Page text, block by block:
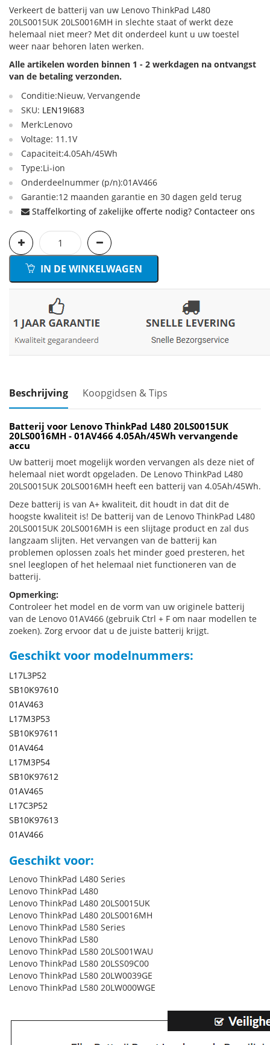
Verkeert de batterij van uw Lenovo ThinkPad L480
20LS0015UK 20LS0016MH in slechte staat of werkt deze
helemaal niet meer? Met dit onderdeel kunt u uw toestel
weer naar behoren laten werken.
Alle artikelen worden binnen 1 - 2 werkdagen na ontvangst
van de betaling verzonden.
Conditie:Nieuw, Vervangende
SKU: LEN19I683
Merk:Lenovo
Voltage: 11.1V
Capaciteit:4.05Ah/45Wh
Type:Li-ion
Onderdeelnummer (p/n):01AV466
Garantie:12 maanden garantie en 30 dagen geld terug
Staffelkorting of zakelijke offerte nodig? Contacteer ons
IN DE WINKELWAGEN
Beschrijving Koopgidsen & Tips
Batterij voor Lenovo ThinkPad L480 20LS0015UK
20LS0016MH - 01AV466 4.05Ah/45Wh vervangende
accu
Uw batterij moet mogelijk worden vervangen als deze niet of
helemaal niet wordt opgeladen. De Lenovo ThinkPad L480
20LS0015UK 20LS0016MH heeft een batterij van 4.05Ah/45Wh.
Deze batterij is van A+ kwaliteit, dit houdt in dat dit de
hoogste kwaliteit is! De batterij van de Lenovo ThinkPad L480
20LS0015UK 20LS0016MH is een slijtage product en zal dus
langzaam slijten. Het vervangen van de batterij kan
problemen oplossen zoals het minder goed presteren, het
snel leeglopen of het helemaal niet functioneren van de
batterij.
Opmerking:
Controleer het model en de vorm van uw originele batterij
van de Lenovo 01AV466 (gebruik Ctrl + F om naar modellen te
zoeken). Zorg ervoor dat u de juiste batterij krijgt.
Geschikt voor modelnummers:
L17L3P52
SB10K97610
01AV463
L17M3P53
SB10K97611
01AV464
L17M3P54
SB10K97612
01AV465
L17C3P52
SB10K97613
01AV466
Geschikt voor:
Lenovo ThinkPad L480 Series
Lenovo ThinkPad L480
Lenovo ThinkPad L480 20LS0015UK
Lenovo ThinkPad L480 20LS0016MH
Lenovo ThinkPad L580 Series
Lenovo ThinkPad L580
Lenovo ThinkPad L580 20LS001WAU
Lenovo ThinkPad L580 20LSS09C00
Lenovo ThinkPad L580 20LW0039GE
Lenovo ThinkPad L580 20LW000WGE